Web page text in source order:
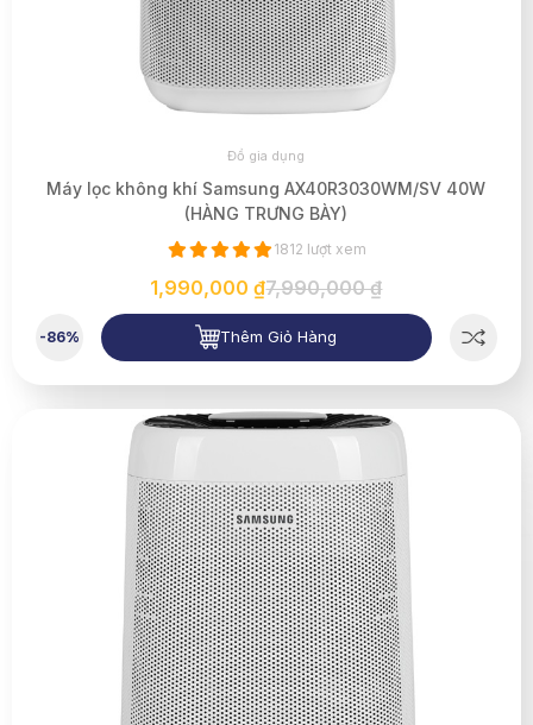
Đồ gia dụng
Máy lọc không khí Samsung AX40R3030WM/SV 40W
(HÀNG TRƯNG BÀY)
1812 lượt xem
1,990,000 ₫7,990,000 ₫
-86% Thêm Giỏ Hàng